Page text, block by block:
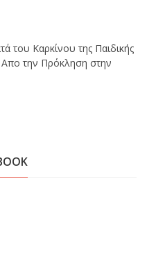
του Καρκίνου της Παιδικής
Απο την Πρόκληση στην